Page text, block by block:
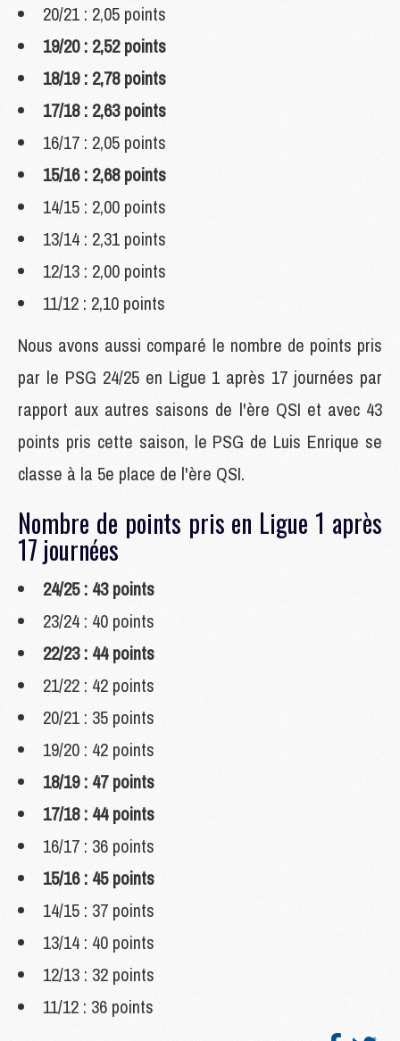
20/21 : 2,05 points
19/20 : 2,52 points
18/19 : 2,78 points
17/18 : 2,63 points
16/17 : 2,05 points
15/16 : 2,68 points
14/15 : 2,00 points
13/14 : 2,31 points
12/13 : 2,00 points
11/12 : 2,10 points
Nous avons aussi comparé le nombre de points pris
par le PSG 24/25 en Ligue 1 après 17 journées par
rapport aux autres saisons de l'ère QSI et avec 43
points pris cette saison, le PSG de Luis Enrique se
classe à la 5e place de l'ère QSI.
Nombre de points pris en Ligue 1 après
17 journées
24/25 : 43 points
23/24 : 40 points
22/23 : 44 points
21/22 : 42 points
20/21 : 35 points
19/20 : 42 points
18/19 : 47 points
17/18 : 44 points
16/17 : 36 points
15/16 : 45 points
14/15 : 37 points
13/14 : 40 points
12/13 : 32 points
11/12 : 36 points